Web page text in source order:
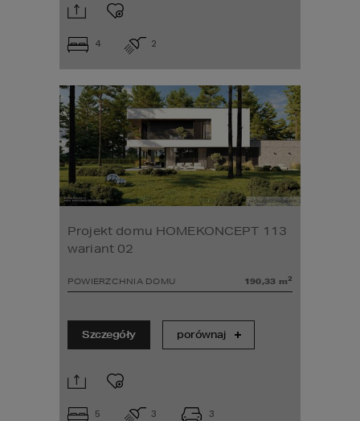
4 2
Projekt domu HOMEKONCEPT 113
wariant 02
POWIERZCHNIA DOMU 190,33 m2
5 3 3
Szczegóły porównaj